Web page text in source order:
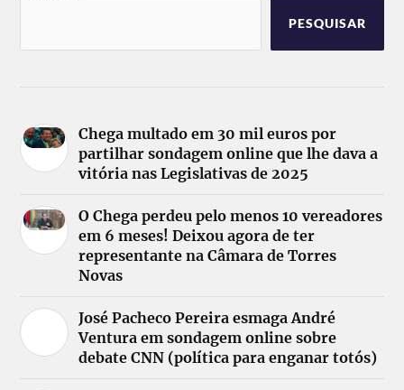
PESQUISAR
Chega multado em 30 mil euros por
partilhar sondagem online que lhe dava a
vitória nas Legislativas de 2025
O Chega perdeu pelo menos 10 vereadores
em 6 meses! Deixou agora de ter
representante na Câmara de Torres
Novas
José Pacheco Pereira esmaga André
Ventura em sondagem online sobre
debate CNN (política para enganar totós)